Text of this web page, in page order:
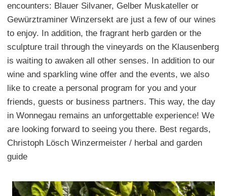
encounters: Blauer Silvaner, Gelber Muskateller or
Gewürztraminer Winzersekt are just a few of our wines
to enjoy. In addition, the fragrant herb garden or the
sculpture trail through the vineyards on the Klausenberg
is waiting to awaken all other senses. In addition to our
wine and sparkling wine offer and the events, we also
like to create a personal program for you and your
friends, guests or business partners. This way, the day
in Wonnegau remains an unforgettable experience! We
are looking forward to seeing you there. Best regards,
Christoph Lösch Winzermeister / herbal and garden
guide